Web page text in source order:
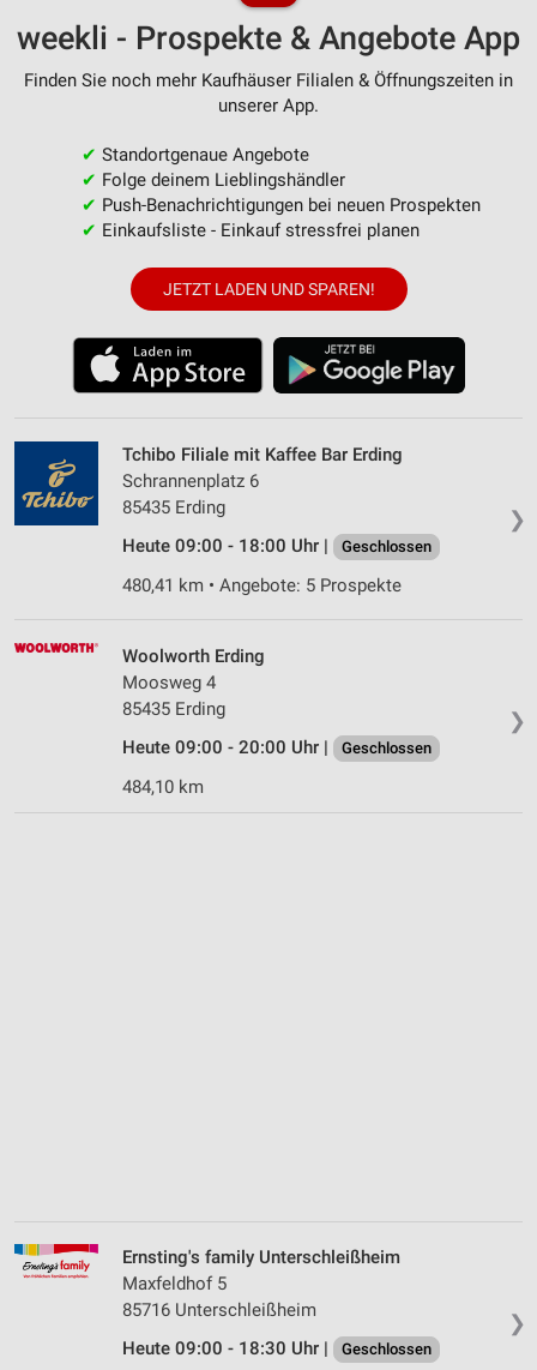
weekli - Prospekte & Angebote App
Finden Sie noch mehr Kaufhäuser Filialen & Öffnungszeiten in
unserer App.
✔ Standortgenaue Angebote
✔ Folge deinem Lieblingshändler
✔ Push-Benachrichtigungen bei neuen Prospekten
✔ Einkaufsliste - Einkauf stressfrei planen
JETZT LADEN UND SPAREN!
❯
Tchibo Filiale mit Kaffee Bar Erding
Schrannenplatz 6
85435 Erding
Heute 09:00 - 18:00 Uhr |
Geschlossen
480,41 km • Angebote: 5 Prospekte
❯
Woolworth Erding
Moosweg 4
85435 Erding
Heute 09:00 - 20:00 Uhr |
Geschlossen
484,10 km
❯
Ernsting's family Unterschleißheim
Maxfeldhof 5
85716 Unterschleißheim
Heute 09:00 - 18:30 Uhr |
Geschlossen